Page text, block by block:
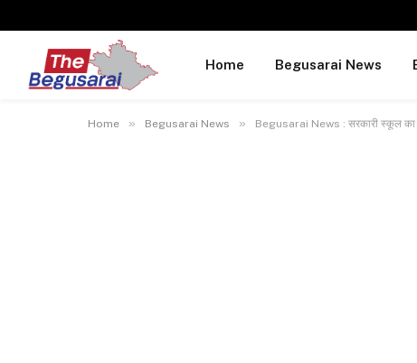
Home Begusarai News
Home » Begusarai News » Begusarai News : सरकारी स्कूल का